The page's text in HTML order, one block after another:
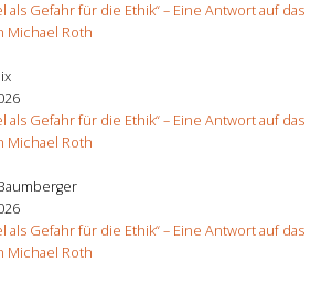
als Gefahr für die Ethik“ – Eine Antwort auf das
Michael Roth
als Gefahr für die Ethik“ – Eine Antwort auf das
Michael Roth
als Gefahr für die Ethik“ – Eine Antwort auf das
Michael Roth